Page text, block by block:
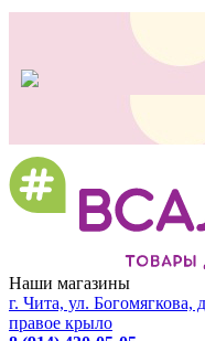
Наши магазины
г. Чита, ул.
правое крыло